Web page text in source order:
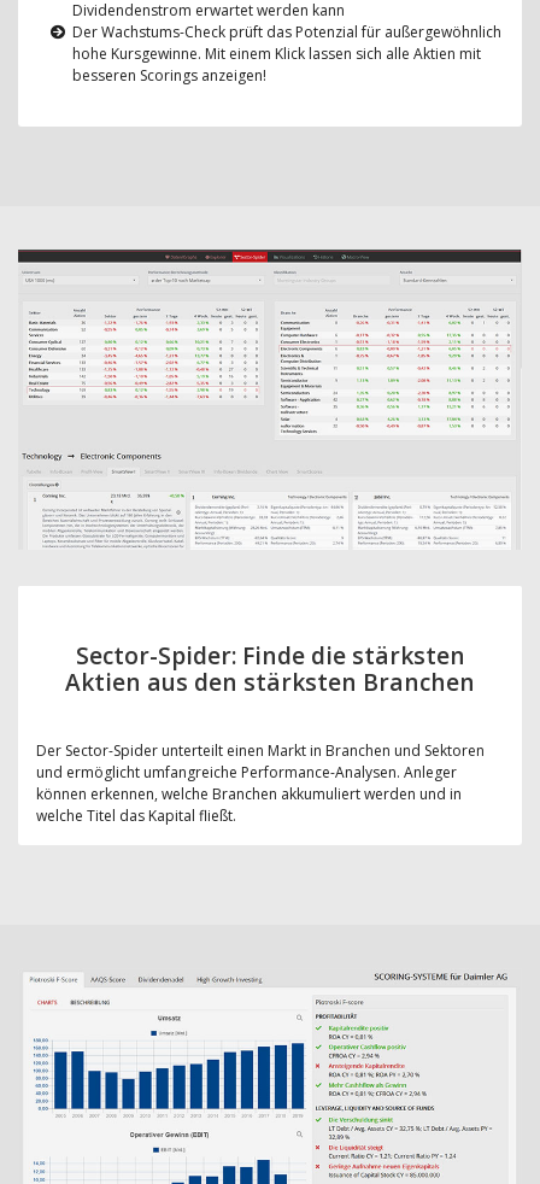
Dividendenstrom erwartet werden kann
Der Wachstums-Check prüft das Potenzial für außergewöhnlich
hohe Kursgewinne. Mit einem Klick lassen sich alle Aktien mit
besseren Scorings anzeigen!
Sector-Spider: Finde die stärksten
Aktien aus den stärksten Branchen
Der Sector-Spider unterteilt einen Markt in Branchen und Sektoren
und ermöglicht umfangreiche Performance-Analysen. Anleger
können erkennen, welche Branchen akkumuliert werden und in
welche Titel das Kapital fließt.